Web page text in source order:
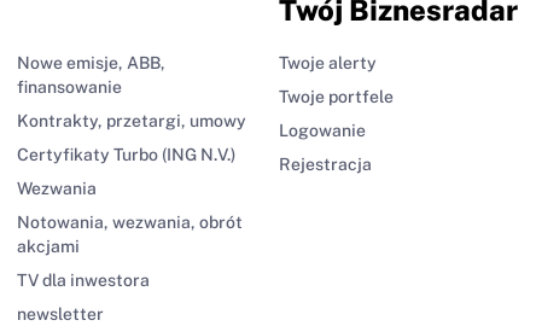
Nowe emisje, ABB,
finansowanie
Kontrakty, przetargi, umowy
Certyfikaty Turbo (ING N.V.)
Wezwania
Notowania, wezwania, obrót
akcjami
TV dla inwestora
newsletter
Twój Biznesradar
Twoje alerty
Twoje portfele
Logowanie
Rejestracja